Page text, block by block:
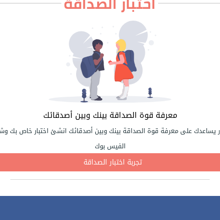
اختبار الصداقة
معرفة قوة الصداقة بينك وبين أصدقائك
يساعدك على معرفة قوة الصداقة بينك وبين أصدقائك انشئ اختبار خاص بك
الفيس بوك
تجربة اختبار الصداقة